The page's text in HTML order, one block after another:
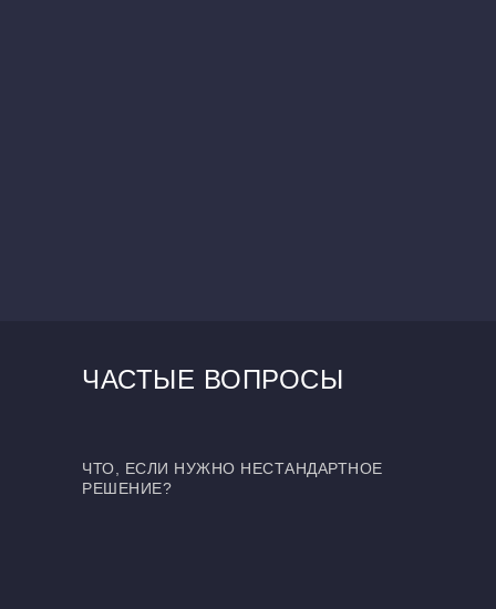
ЧТО, ЕСЛИ НУЖНО НЕСТАНДАРТНОЕ
РЕШЕНИЕ?
ЧАСТЫЕ ВОПРОСЫ